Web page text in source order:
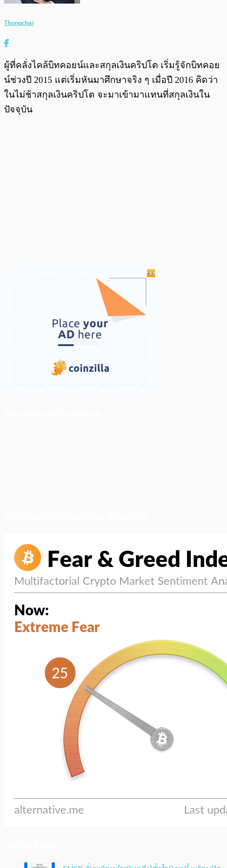
Thongchai
ผู้ที่คลั่งไคล้บิทคอยน์และสกุลเงินคริปโต เริ่มรู้จักบิทคอย
น์ช่วงปี 2015 แต่เริ่มหันมาศึกษาจริง ๆ เมื่อปี 2016 คิดว่า
ในไม่ช้าสกุลเงินคริปโต จะมาเข้ามาแทนที่สกุลเงินใน
ปัจจุบัน